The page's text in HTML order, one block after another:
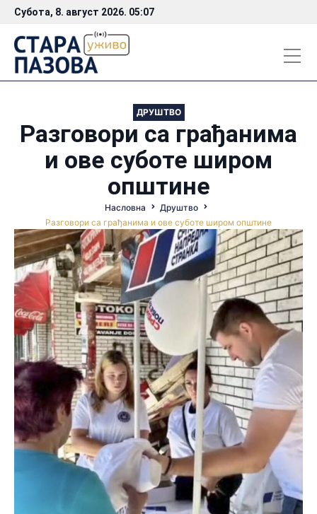
Субота, 8. август 2026. 05:07
ДРУШТВО
Разговори са грађанима
и ове суботе широм
општине
Насловна
Друштво
Разговори са грађанима и ове суботе широм општине